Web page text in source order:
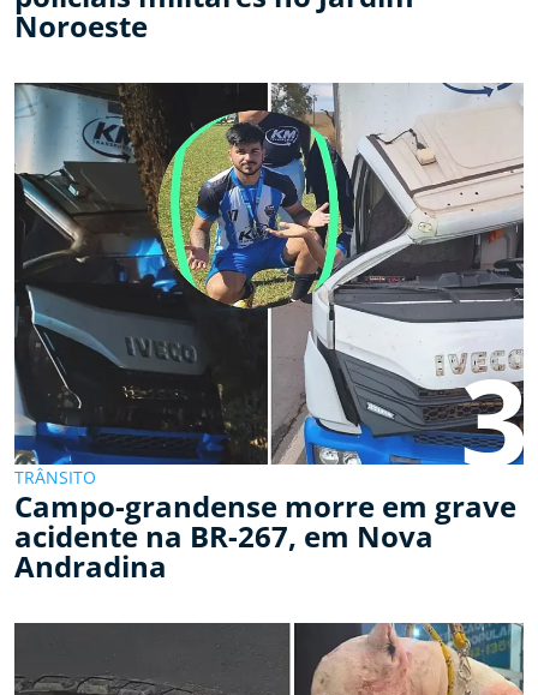
Noroeste
3
TRÂNSITO
Campo-grandense morre em grave
acidente na BR-267, em Nova
Andradina